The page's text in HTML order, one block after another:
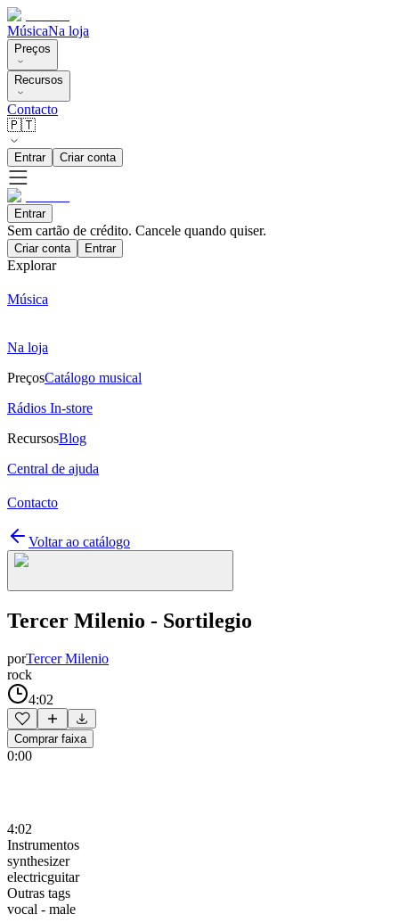
MúsicaNa loja
Preços
Recursos
Contacto
🇵🇹
Entrar Criar conta
Entrar
Sem cartão de crédito. Cancele quando quiser.
Criar conta Entrar
Explorar
Música
Na loja
PreçosCatálogo musical
Rádios In-store
RecursosBlog
Central de ajuda
Contacto
Voltar ao catálogo
Tercer Milenio - Sortilegio
porTercer Milenio
rock
4:02
Comprar faixa
0:00
4:02
Instrumentos
synthesizer
electricguitar
Outras tags
vocal - male